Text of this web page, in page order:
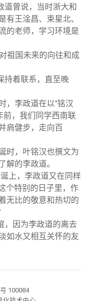
道曾说，当时浙大和
有王淦昌、束星北、
的老师，学习环境是
祖国未来的向往和成
持着联系，直至晚
，李政道在以“铭汉
前，我们同学西南联
肩健步，走向百
时，叶铭汉也撰文为
解的李政道。
上，李政道又在同样
个特别的日子里，作
无比的敬意和热切的
，因为李政道的离去
如水又相互关怀的友
100084